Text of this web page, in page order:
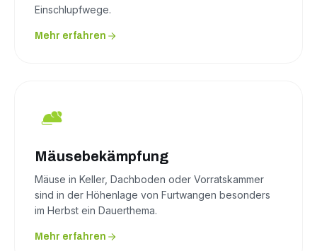
Einschlupfwege.
Mehr erfahren
Mäusebekämpfung
Mäuse in Keller, Dachboden oder Vorratskammer
sind in der Höhenlage von Furtwangen besonders
im Herbst ein Dauerthema.
Mehr erfahren